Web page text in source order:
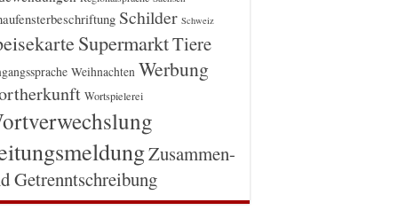
Schilder Schweiz
SupermarktTiere
Weihnachten Werbung
Wortspielerei
Zusammen-
Getrenntschreibung